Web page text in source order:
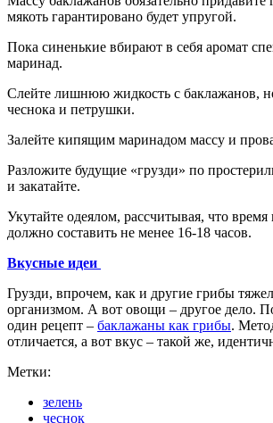
мякоть гарантировано будет упругой.
Пока синенькие вбирают в себя аромат
маринад.
Слейте лишнюю жидкость с баклажанов,
чеснока и петрушки.
Залейте кипящим маринадом массу и
Разложите будущие «грузди» по
и закатайте.
Укутайте одеялом, рассчитывая, что
должно составить не менее 16-18 часов.
Вкусные идеи
Грузди, впрочем, как и другие грибы
организмом. А вот овощи – другое дело.
один рецепт – баклажаны как грибы.
отличается, а вот вкус – такой же,
Метки:
зелень
чеснок